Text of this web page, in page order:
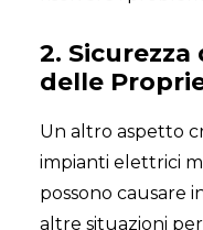
2. Sicurezza
delle
Un altro aspetto
impianti elettrici
possono causare
altre situazioni